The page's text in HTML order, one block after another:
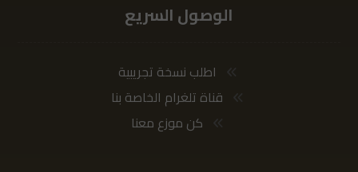
الوصول السريع
اطلب نسخة تجريبية
قناة تلغرام الخاصة بنا
كن موزع معنا